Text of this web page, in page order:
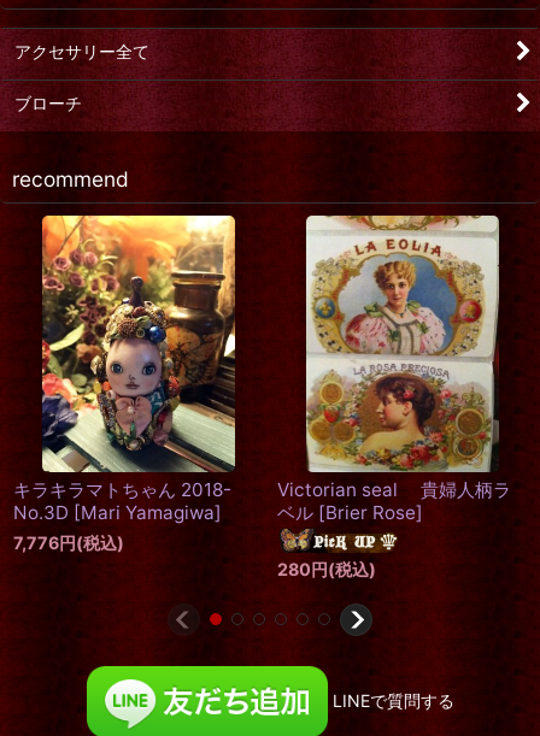
アクセサリー全て
ブローチ
recommend
キラキラマトちゃん 2018-
No.3D [Mari Yamagiwa]
7,776円(税込)
Victorian seal 貴婦人柄ラ
ベル [Brier Rose]
280円(税込)
LINEで質問する